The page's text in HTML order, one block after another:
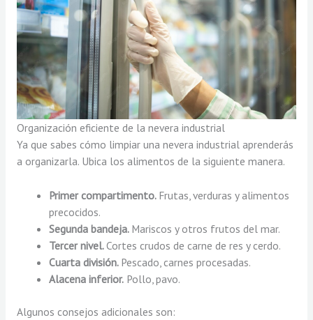
Organización eficiente de la nevera industrial
Ya que sabes cómo limpiar una nevera industrial aprenderás
a organizarla. Ubica los alimentos de la siguiente manera.
Primer compartimento. Frutas, verduras y alimentos
precocidos.
Segunda bandeja. Mariscos y otros frutos del mar.
Tercer nivel.Cortes crudos de carne de res y cerdo.
Cuarta división. Pescado, carnes procesadas.
Alacena inferior. Pollo, pavo.
Algunos consejos adicionales son: